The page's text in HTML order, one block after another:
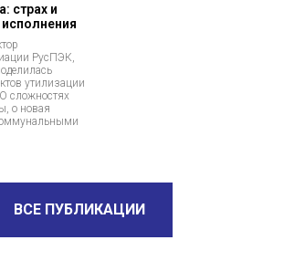
страх и
РусПЭК,
утилизации
сложностях
о новая
ВСЕ ПУБЛИКАЦИИ